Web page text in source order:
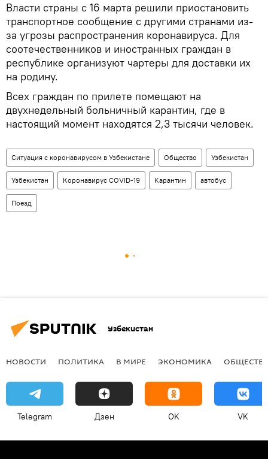
Власти страны с 16 марта решили приостановить
транспортное сообщение с другими странами из-
за угрозы распространения коронавируса. Для
соотечественников и иностранных граждан в
республике организуют чартеры для доставки их
на родину.
Всех граждан по прилете помещают на
двухнедельный больничный карантин, где в
настоящий момент находятся 2,3 тысячи человек.
Ситуация с коронавирусом в Узбекистане Общество Узбекистан
Узбекистан Коронавирус COVID-19 Карантин автобус
Поезд
Узбекистан
НОВОСТИ ПОЛИТИКА В МИРЕ ЭКОНОМИКА
Telegram Дзен OK VK